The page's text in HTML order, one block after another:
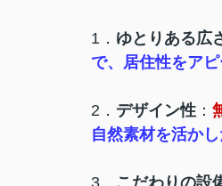
1． ゆとりある広
で、居住性をア
2． デザイン性 ：
自然素材を活か
3． こだわりの設